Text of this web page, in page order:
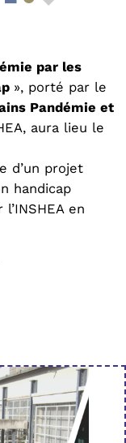
par les
», porté par le
Pandémie et
aura lieu le
d’un projet
handicap
en